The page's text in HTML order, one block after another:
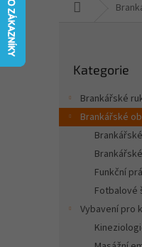
a
n
kategorie
Kategorie
Brankářské
Brankářské
Funkční
Fotbalové
Vybavení pro